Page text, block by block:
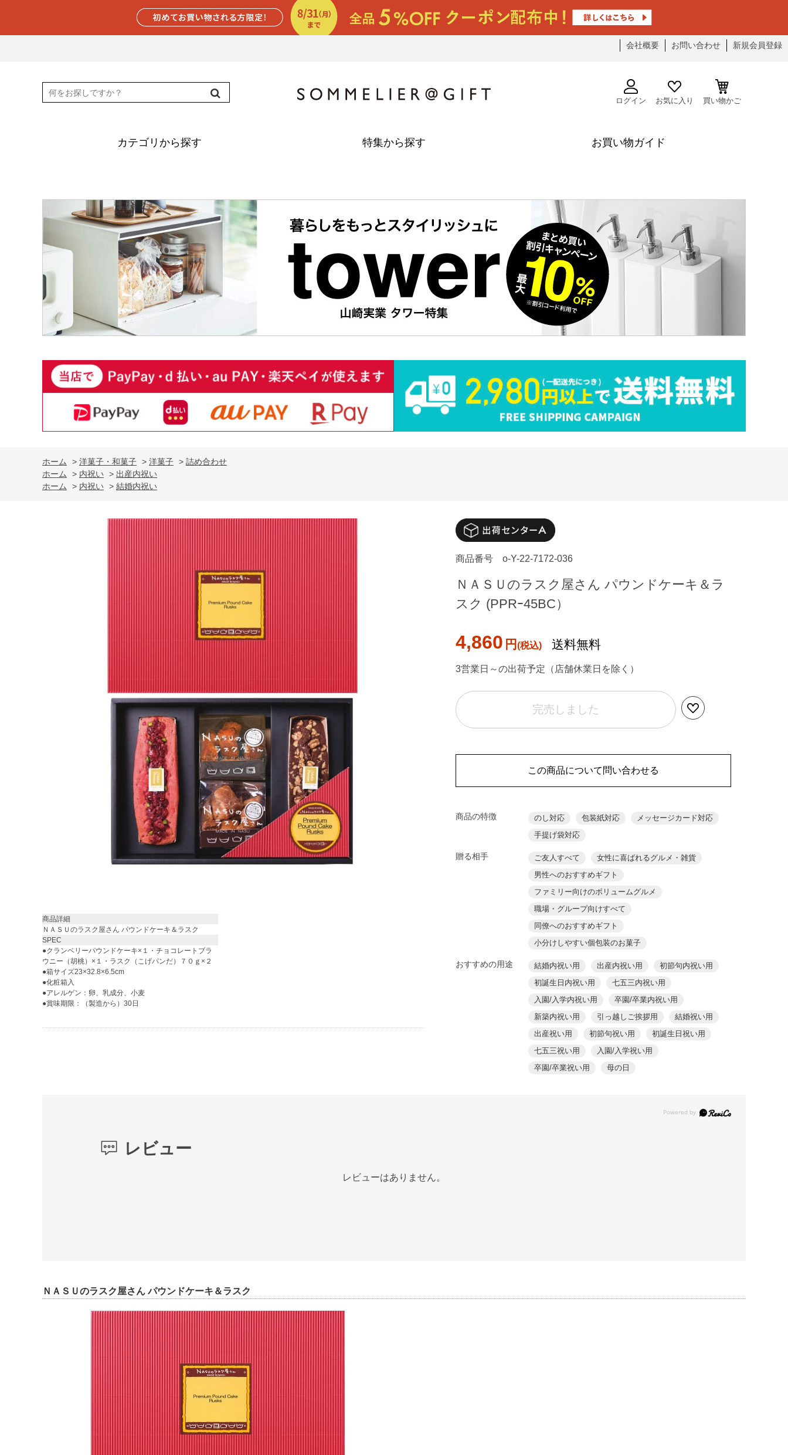
会社概要 お問い合わせ 新規会員登録
ログイン お気に入り 買い物かご
カテゴリから探す 特集から探す お買い物ガイド
ホーム > 洋菓子・和菓子 > 洋菓子 > 詰め合わせ
ホーム
> 内祝い > 出産内祝い
ホーム
> 内祝い > 結婚内祝い
商品詳細
ＮＡＳＵのラスク屋さん パウンドケーキ＆ラスク
SPEC
●クランベリーパウンドケーキ×１・チョコレートブラ
ウニー（胡桃）×１・ラスク（こげパンだ）７０ｇ×２
●箱サイズ23×32.8×6.5cm
●化粧箱入
●アレルゲン：卵、乳成分、小麦
●賞味期限：（製造から）30日
商品番号 o-Y-22-7172-036
ＮＡＳＵのラスク屋さん パウンドケーキ＆ラ
スク (PPRｰ45BC）
4,860 円 送料無料
3営業日～の出荷予定（店舗休業日を除く）
完売しました
この商品について問い合わせる
商品の特徴 のし対応 包装紙対応
メッセージカード対応
手提げ袋対応
贈る相手 ご友人すべて
女性に喜ばれるグルメ・雑貨
男性へのおすすめギフト
ファミリー向けのボリュームグルメ
職場・グループ向けすべて
同僚へのおすすめギフト
小分けしやすい個包装のお菓子
おすすめの用途 結婚内祝い用 出産内祝い用
初節句内祝い用
初誕生日内祝い用
七五三内祝い用
入園/入学内祝い用
卒園/卒業内祝い用
新築内祝い用
引っ越しご挨拶用
結婚祝い用
出産祝い用
初節句祝い用
初誕生日祝い用
七五三祝い用
入園/入学祝い用
卒園/卒業祝い用
母の日
レビュー
レビューはありません。
ＮＡＳＵのラスク屋さん パウンドケーキ＆ラスク